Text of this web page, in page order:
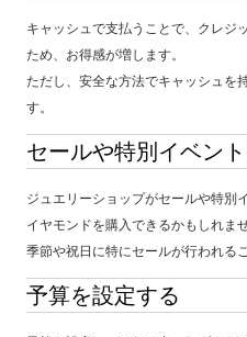
キャッシュで支払うことで、クレジ
ため、お得感が増します。
ただし、安全な方法でキャッシュを
す。
セールや特別イベン
ジュエリーショップがセールや特別
イヤモンドを購入できるかもしれませ
季節や祝日に特にセールが行われる
予算を設定する